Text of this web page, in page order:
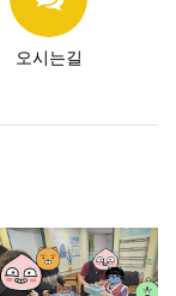
오시는길